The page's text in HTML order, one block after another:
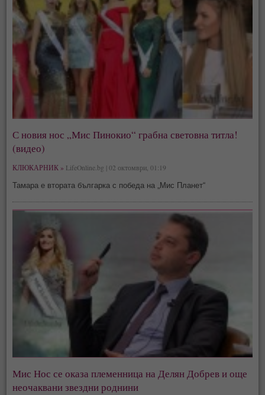
С новия нос „Мис Пинокио“ грабна световна титла!
(видео)
КЛЮКАРНИК » LifeOnline.bg | 02 октомври, 01:19
Тамара е втората българка с победа на „Мис Планет“
Мис Нос се оказа племенница на Делян Добрев и още
неочаквани звездни роднини